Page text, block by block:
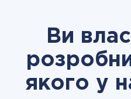
Ви
якого у